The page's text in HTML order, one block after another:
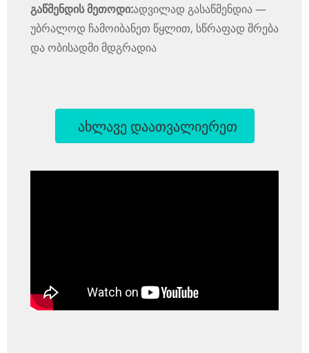
გაწმენდის მეთოდი:ადვილად გასაწმენდია —
უბრალოდ ჩამოიბანეთ წყლით, სწრაფად შრება
და ობისადმი მდგრადია
ახლავე დაათვალიერეთ